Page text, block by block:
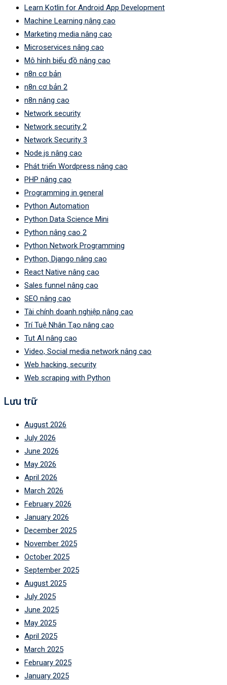
Learn Kotlin for Android App Development
Machine Learning nâng cao
Marketing media nâng cao
Microservices nâng cao
Mô hình biểu đồ nâng cao
n8n cơ bản
n8n cơ bản 2
n8n nâng cao
Network security
Network security 2
Network Security 3
Node.js nâng cao
Phát triển Wordpress nâng cao
PHP nâng cao
Programming in general
Python Automation
Python Data Science Mini
Python nâng cao 2
Python Network Programming
Python, Django nâng cao
React Native nâng cao
Sales funnel nâng cao
SEO nâng cao
Tài chính doanh nghiệp nâng cao
Trí Tuệ Nhân Tạo nâng cao
Tut AI nâng cao
Video, Social media network nâng cao
Web hacking, security
Web scraping with Python
Lưu trữ
August 2026
July 2026
June 2026
May 2026
April 2026
March 2026
February 2026
January 2026
December 2025
November 2025
October 2025
September 2025
August 2025
July 2025
June 2025
May 2025
April 2025
March 2025
February 2025
January 2025